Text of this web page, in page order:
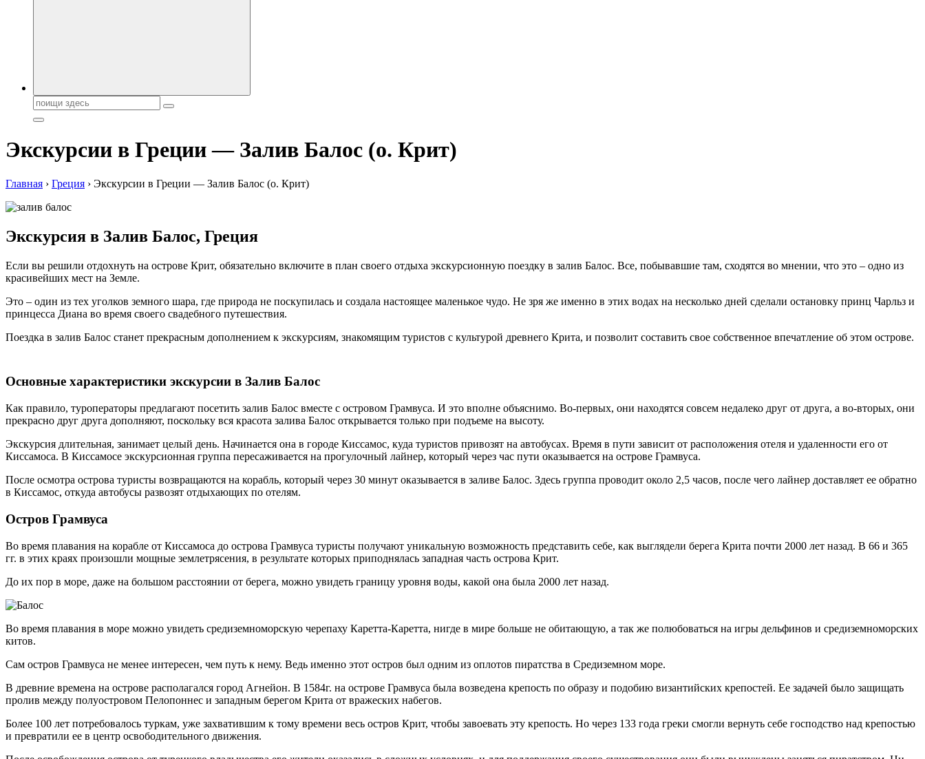
Поиск:
Экскурсии в Греции — Залив Балос (о. Крит)
Главная › Греция › Экскурсии в Греции — Залив Балос (о. Крит)
Экскурсия в Залив Балос, Греция
Если вы решили отдохнуть на острове Крит, обязательно включите в план своего отдыха экскурсионную поездку в залив Балос. Все, побывавшие там, сходятся во мнении, что это – одно из
красивейших мест на Земле.
Это – один из тех уголков земного шара, где природа не поскупилась и создала настоящее маленькое чудо. Не зря же именно в этих водах на несколько дней сделали остановку принц Чарльз и
принцесса Диана во время своего свадебного путешествия.
Поездка в залив Балос станет прекрасным дополнением к экскурсиям, знакомящим туристов с культурой древнего Крита, и позволит составить свое собственное впечатление об этом острове.
Основные характеристики экскурсии в Залив Балос
Как правило, туроператоры предлагают посетить залив Балос вместе с островом Грамвуса. И это вполне объяснимо. Во-первых, они находятся совсем недалеко друг от друга, а во-вторых, они
прекрасно друг друга дополняют, поскольку вся красота залива Балос открывается только при подъеме на высоту.
Экскурсия длительная, занимает целый день. Начинается она в городе Киссамос, куда туристов привозят на автобусах. Время в пути зависит от расположения отеля и удаленности его от
Киссамоса. В Киссамосе экскурсионная группа пересаживается на прогулочный лайнер, который через час пути оказывается на острове Грамвуса.
После осмотра острова туристы возвращаются на корабль, который через 30 минут оказывается в заливе Балос. Здесь группа проводит около 2,5 часов, после чего лайнер доставляет ее обратно
в Киссамос, откуда автобусы развозят отдыхающих по отелям.
Остров Грамвуса
Во время плавания на корабле от Киссамоса до острова Грамвуса туристы получают уникальную возможность представить себе, как выглядели берега Крита почти 2000 лет назад. В 66 и 365
гг. в этих краях произошли мощные землетрясения, в результате которых приподнялась западная часть острова Крит.
До их пор в море, даже на большом расстоянии от берега, можно увидеть границу уровня воды, какой она была 2000 лет назад.
Во время плавания в море можно увидеть средиземноморскую черепаху Каретта-Каретта, нигде в мире больше не обитающую, а так же полюбоваться на игры дельфинов и средиземноморских
китов.
Сам остров Грамвуса не менее интересен, чем путь к нему. Ведь именно этот остров был одним из оплотов пиратства в Средиземном море.
В древние времена на острове располагался город Агнейон. В 1584г. на острове Грамвуса была возведена крепость по образу и подобию византийских крепостей. Ее задачей было защищать
пролив между полуостровом Пелопоннес и западным берегом Крита от вражеских набегов.
Более 100 лет потребовалось туркам, уже захватившим к тому времени весь остров Крит, чтобы завоевать эту крепость. Но через 133 года греки смогли вернуть себе господство над крепостью
и превратили ее в центр освободительного движения.